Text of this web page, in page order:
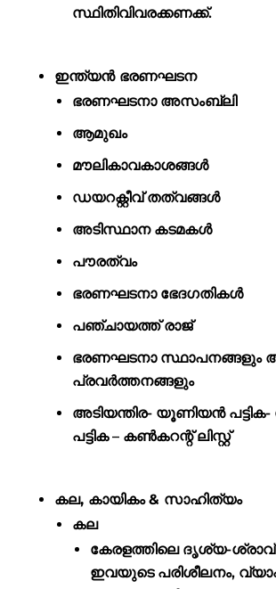
സ്ഥിതിവിവരക്കണക്ക്.
ഇന്ത്യൻ ഭരണഘടന
ഭരണഘടനാ അസംബ്ലി
ആമുഖം
മൗലികാവകാശങ്ങൾ
ഡയറക്റ്റീവ് തത്വങ്ങൾ
അടിസ്ഥാന കടമകൾ
പൗരത്വം
ഭരണഘടനാ ഭേദഗതികൾ
പഞ്ചായത്ത് രാജ്
ഭരണഘടനാ സ്ഥാപനങ്ങളും
പ്രവർത്തനങ്ങളും
അടിയന്തിര- യൂണിയൻ
പട്ടിക – കൺകറന്റ് ലിസ്റ്റ്
കല, കായികം & സാഹിത്യം
കല
കേരളത്തിലെ ദൃശ്യ-
ഇവയുടെ പരിശീലനം,